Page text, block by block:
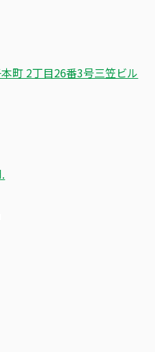
町 2丁目26番3号三笠ビル